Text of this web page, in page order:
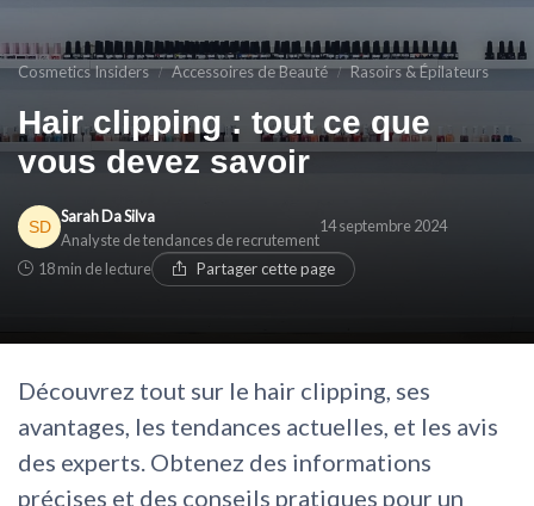
Cosmetics Insiders Accessoires de Beauté Rasoirs & Épilateurs
Hair clipping : tout ce que
vous devez savoir
Sarah Da Silva
Analyste de tendances de recrutement
14 septembre 2024
18 min de lecture Partager cette page
Découvrez tout sur le hair clipping, ses
avantages, les tendances actuelles, et les avis
des experts. Obtenez des informations
précises et des conseils pratiques pour un